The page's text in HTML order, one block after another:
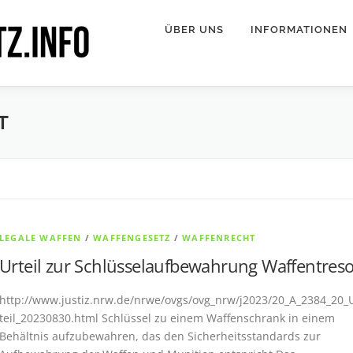
ÜBER UNS INFORMATIONEN
LEGALE WAFFEN /WAFFENGESETZ /WAFFENRECHT
Urteil zur Schlüsselaufbewahrung
http://www.justiz.nrw.de/nrwe/ovgs/ovg_nrw/j2023/
teil_20230830.html Schlüssel zu einem Waffenschrank in einem
Behältnis aufzubewahren, das den Sicherheitsstandards zur